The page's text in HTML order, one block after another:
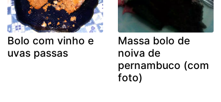
Bolo com vinho e
uvas passas
Massa bolo de
noiva de
pernambuco (com
foto)